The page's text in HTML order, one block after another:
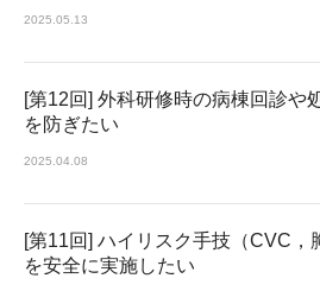
2025.05.13
[第12回] 外科研修時の病棟回診や
を防ぎたい
2025.04.08
[第11回] ハイリスク手技（CVC，
を安全に実施したい